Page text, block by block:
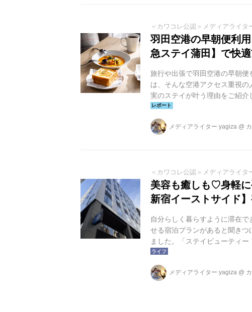
＜カワコレ公認＞メディアライタ
羽田空港の早朝便利
急ステイ蒲田】で快
旅行や出張で羽田空港の早朝便
は、そんな空港アクセス重視
実のステイが叶う理由をご紹介
メディアライター yagiza @
＜カワコレ公認＞メディアライタ
美容も癒しも♡身軽に
新宿イーストサイド
自分らしく暮らすように滞在
せる宿泊プランがあると聞きつ
ました。「ステイビューティ
性にぴったりの特別な宿泊プ
えるアロマ、ヨガグッズなど
す。日常から離れた贅沢なセル
メディアライター yagiza @